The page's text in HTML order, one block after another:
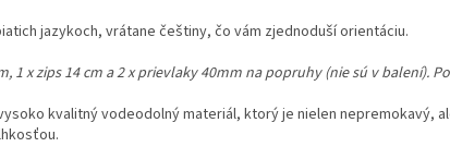
jazykoch, vrátane češtiny, čo vám zjednoduší orientáciu.
1 x zips 14 cm a 2 x prievlaky 40mm na popruhy (nie sú v balení).
kvalitný vodeodolný materiál, ktorý je nielen nepremokavý,